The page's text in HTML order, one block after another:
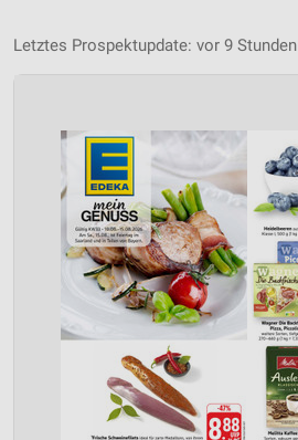
Letztes Prospektupdate: vor 9 Stunden